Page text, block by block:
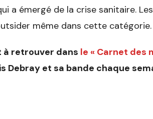
a émergé de la crise sanitaire.
même dans cette catégorie.
retrouver dans le « Carnet des
Debray et sa bande chaque